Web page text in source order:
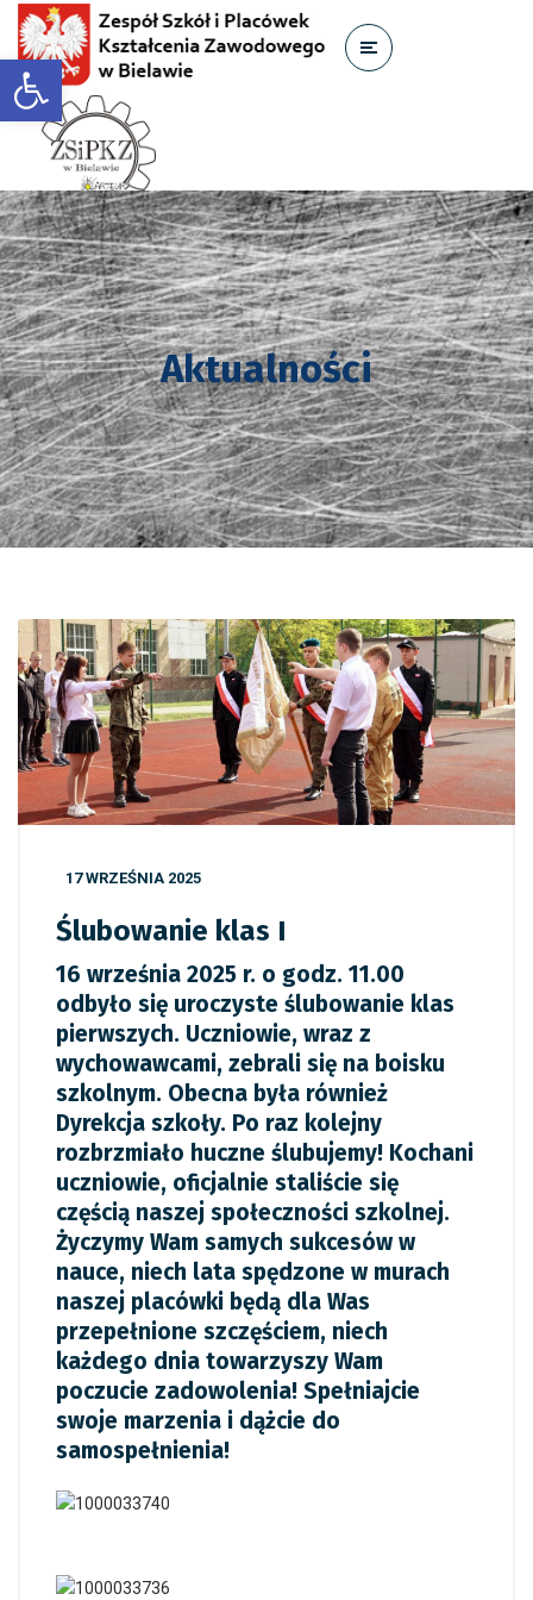
Otwórz pasek narzędzi
Aktualności
17 WRZEŚNIA 2025
Ślubowanie klas I
16 września 2025 r. o godz. 11.00
odbyło się uroczyste ślubowanie klas
pierwszych. Uczniowie, wraz z
wychowawcami, zebrali się na boisku
szkolnym. Obecna była również
Dyrekcja szkoły. Po raz kolejny
rozbrzmiało huczne ślubujemy! Kochani
uczniowie, oficjalnie staliście się
częścią naszej społeczności szkolnej.
Życzymy Wam samych sukcesów w
nauce, niech lata spędzone w murach
naszej placówki będą dla Was
przepełnione szczęściem, niech
każdego dnia towarzyszy Wam
poczucie zadowolenia! Spełniajcie
swoje marzenia i dążcie do
samospełnienia!